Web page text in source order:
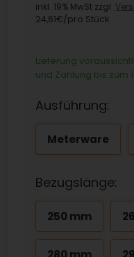
inkl. 19% MwSt zzgl.
24,61€/pro Stück
Lieferung
und Zahlung bis zum
Ausführung:
Meterware
Bezugslänge:
250 mm